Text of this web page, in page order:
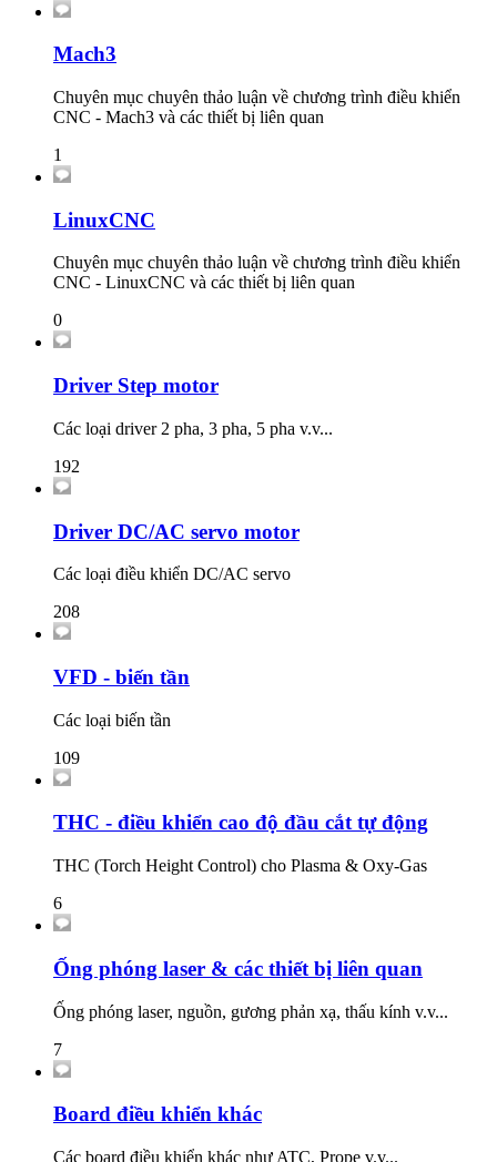
Mach3
Chuyên mục chuyên thảo luận về chương trình điều khiển
CNC - Mach3 và các thiết bị liên quan
1
LinuxCNC
Chuyên mục chuyên thảo luận về chương trình điều khiển
CNC - LinuxCNC và các thiết bị liên quan
0
Driver Step motor
Các loại driver 2 pha, 3 pha, 5 pha v.v...
192
Driver DC/AC servo motor
Các loại điều khiển DC/AC servo
208
VFD - biến tần
Các loại biến tần
109
THC - điều khiển cao độ đầu cắt tự động
THC (Torch Height Control) cho Plasma & Oxy-Gas
6
Ống phóng laser & các thiết bị liên quan
Ống phóng laser, nguồn, gương phản xạ, thấu kính v.v...
7
Board điều khiển khác
Các board điều khiển khác như ATC, Prope v.v...